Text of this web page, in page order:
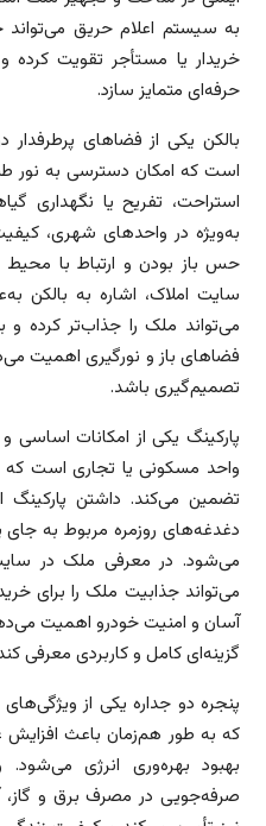
به سیستم اعلام حریق
خریدار یا مستأجر تقویت کرده
حرفه‌ای متمایز سازد.
بالکن یکی از فضاهای پرطرفدار
است که امکان دسترسی به نور
استراحت، تفریح یا نگهداری
به‌ویژه در واحدهای شهری،
حس باز بودن و ارتباط با محیط
سایت املاک، اشاره به بالکن
می‌تواند ملک را جذاب‌تر کرده و
فضاهای باز و نورگیری اهمیت
تصمیم‌گیری باشد.
پارکینگ یکی از امکانات اساسی
واحد مسکونی یا تجاری است که
تضمین می‌کند. داشتن
دغدغه‌های روزمره مربوط به جای
می‌شود. در معرفی ملک در سایت
می‌تواند جذابیت ملک را برای
آسان و امنیت خودرو اهمیت
گزینه‌ای کامل و کاربردی معرفی
پنجره دو جداره یکی از
که به طور هم‌زمان باعث
بهبود بهره‌وری انرژی
صرفه‌جویی در مصرف برق و گاز،